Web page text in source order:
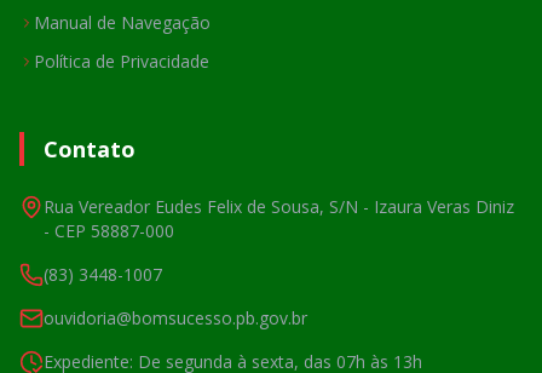
Manual de Navegação
Política de Privacidade
Contato
Rua Vereador Eudes Felix de Sousa, S/N - Izaura Veras Diniz
- CEP 58887-000
(83) 3448-1007
ouvidoria@bomsucesso.pb.gov.br
Expediente: De segunda à sexta, das 07h às 13h